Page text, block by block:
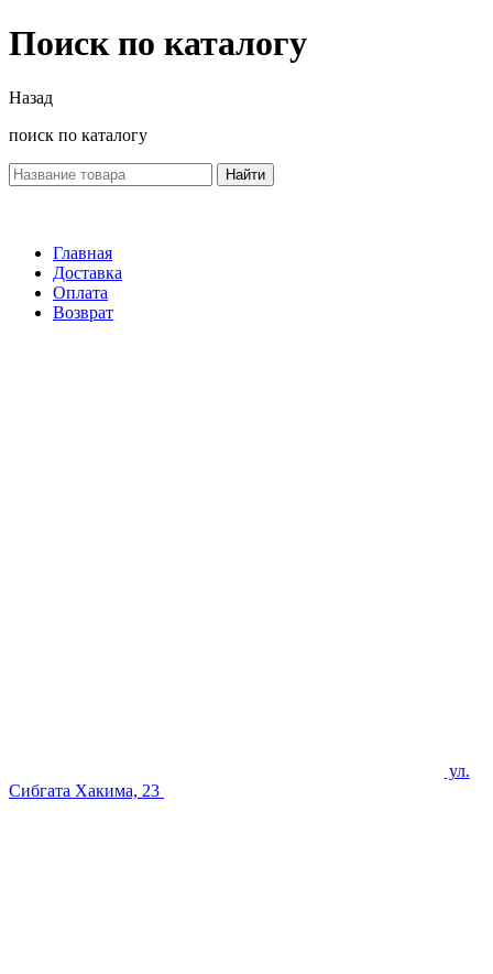
Поиск по каталогу
Назад
поиск по каталогу
Найти
Главная
Доставка
Оплата
Возврат
ул.
Сибгата Хакима, 23